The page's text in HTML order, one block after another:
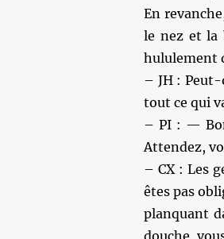
En
le nez et la
hululement
– JH : Peut-
tout ce qui
– PI : —
Attendez,
– CX : Les
êtes pas
planquant
douche,